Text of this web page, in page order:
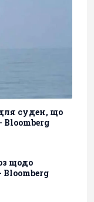
суден, що
Bloomberg
щодо
Bloomberg